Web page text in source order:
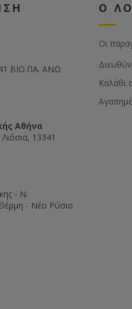
ΒΙΟ.ΠΑ. ΑΝΩ
Αθήνα
13341
- Ν.
- Νέο Ρύσιο
Ο
Οι
Καλάθι